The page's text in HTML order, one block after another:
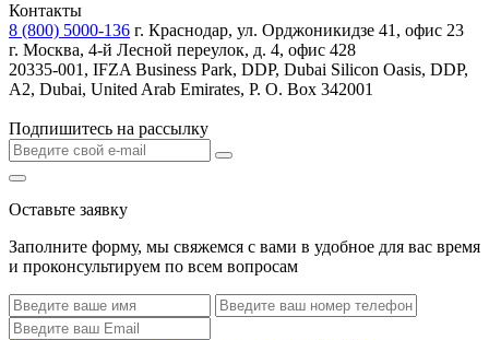
Контакты
8 (800) 5000-136 г. Краснодар, ул. Орджоникидзе 41, офис 23
г. Москва, 4-й Лесной переулок, д. 4, офис 428
20335-001, IFZA Business Park, DDP, Dubai Silicon Oasis, DDP,
A2, Dubai, United Arab Emirates, P. O. Box 342001
Подпишитесь на рассылку
Оставьте заявку
Заполните форму, мы свяжемся с вами в удобное для вас время
и проконсультируем по всем вопросам